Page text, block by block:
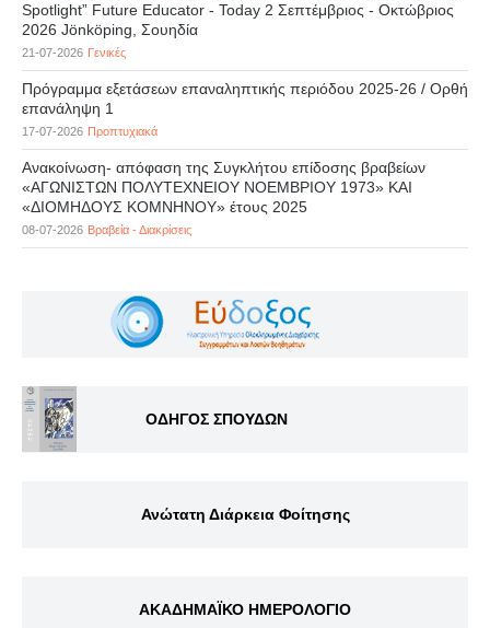
Spotlight” Future Educator - Today 2 Σεπτέμβριος - Οκτώβριος
2026 Jönköping, Σουηδία
21-07-2026 Γενικές
Πρόγραμμα εξετάσεων επαναληπτικής περιόδου 2025-26 / Ορθή
επανάληψη 1
17-07-2026 Προπτυχιακά
Ανακοίνωση- απόφαση της Συγκλήτου επίδοσης βραβείων
«ΑΓΩΝΙΣΤΩΝ ΠΟΛΥΤΕΧΝΕΙΟΥ ΝΟΕΜΒΡΙΟΥ 1973» ΚΑΙ
«ΔΙΟΜΗΔΟΥΣ ΚΟΜΝΗΝΟΥ» έτους 2025
08-07-2026 Βραβεία - Διακρίσεις
ΟΔΗΓΟΣ ΣΠΟΥΔΩΝ
Ανώτατη Διάρκεια Φοίτησης
ΑΚΑΔΗΜΑΪΚΟ ΗΜΕΡΟΛΟΓΙΟ